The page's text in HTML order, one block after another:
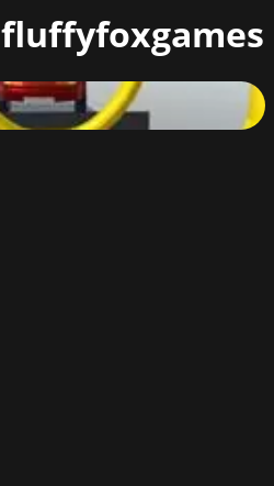
fluffyfoxgames